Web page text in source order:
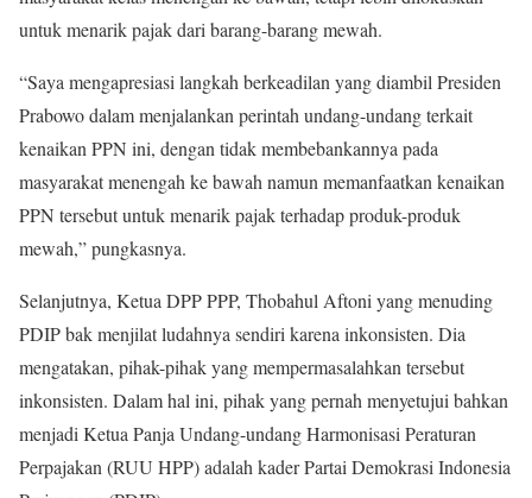
untuk menarik pajak dari barang-barang mewah.
“Saya mengapresiasi langkah berkeadilan yang diambil Presiden
Prabowo dalam menjalankan perintah undang-undang terkait
kenaikan PPN ini, dengan tidak membebankannya pada
masyarakat menengah ke bawah namun memanfaatkan kenaikan
PPN tersebut untuk menarik pajak terhadap produk-produk
mewah,” pungkasnya.
Selanjutnya, Ketua DPP PPP, Thobahul Aftoni yang menuding
PDIP bak menjilat ludahnya sendiri karena inkonsisten. Dia
mengatakan, pihak-pihak yang mempermasalahkan tersebut
inkonsisten. Dalam hal ini, pihak yang pernah menyetujui bahkan
menjadi Ketua Panja Undang-undang Harmonisasi Peraturan
Perpajakan (RUU HPP) adalah kader Partai Demokrasi Indonesia